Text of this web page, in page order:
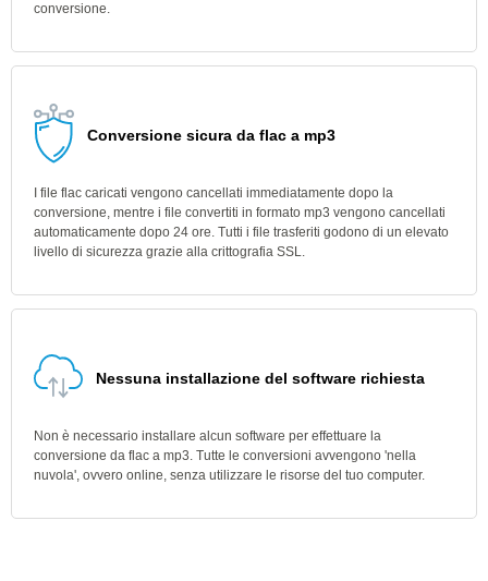
conversione.
Conversione sicura da flac a mp3
I file flac caricati vengono cancellati immediatamente dopo la
conversione, mentre i file convertiti in formato mp3 vengono cancellati
automaticamente dopo 24 ore. Tutti i file trasferiti godono di un elevato
livello di sicurezza grazie alla crittografia SSL.
Nessuna installazione del software richiesta
Non è necessario installare alcun software per effettuare la
conversione da flac a mp3. Tutte le conversioni avvengono 'nella
nuvola', ovvero online, senza utilizzare le risorse del tuo computer.